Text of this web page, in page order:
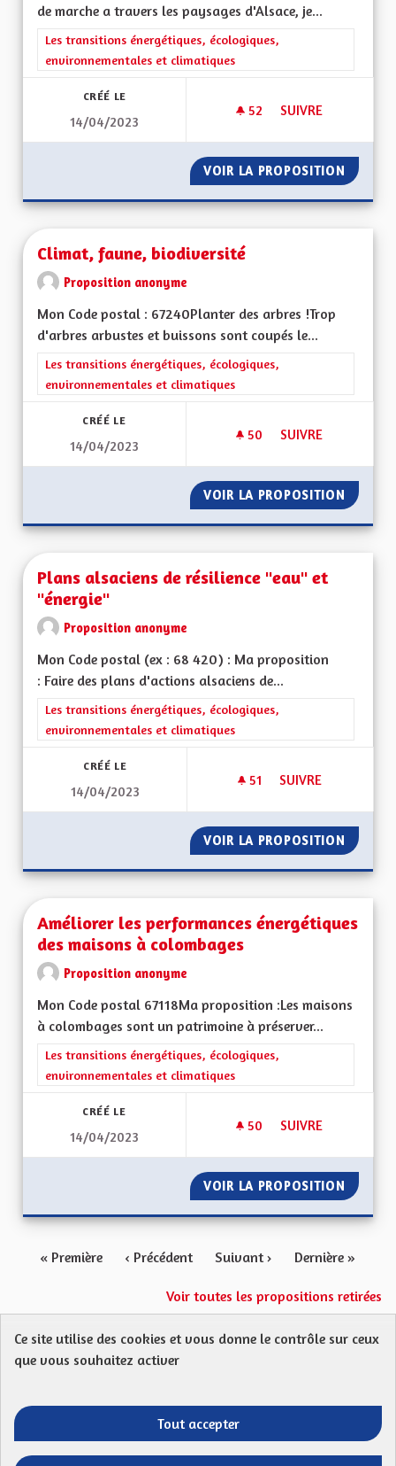
de marche a travers les paysages d'Alsace, je...
Filtrer les résultats de la catégorie : Les transitions
Les transitions énergétiques, écologiques,
environnementales et climatiques
CRÉÉ LE
14/04/2023
52 52 ABONNÉS
SUIVRE
VOIR LA PROPOSITION
Climat, faune, biodiversité
Proposition anonyme
Mon Code postal : 67240Planter des arbres !Trop
d'arbres arbustes et buissons sont coupés le...
Filtrer les résultats de la catégorie : Les transitions
Les transitions énergétiques, écologiques,
environnementales et climatiques
CRÉÉ LE
14/04/2023
50 50 ABONNÉS
SUIVRE
VOIR LA PROPOSITION
Plans alsaciens de résilience "eau" et
"énergie"
Proposition anonyme
Mon Code postal (ex : 68 420) : Ma proposition
: Faire des plans d'actions alsaciens de...
Filtrer les résultats de la catégorie : Les transitions
Les transitions énergétiques, écologiques,
environnementales et climatiques
CRÉÉ LE
14/04/2023
51 51 ABONNÉS
SUIVRE
VOIR LA PROPOSITION
Améliorer les performances énergétiques
des maisons à colombages
Proposition anonyme
Mon Code postal 67118Ma proposition :Les maisons
à colombages sont un patrimoine à préserver...
Filtrer les résultats de la catégorie : Les transitions
Les transitions énergétiques, écologiques,
environnementales et climatiques
CRÉÉ LE
14/04/2023
50 50 ABONNÉS
SUIVRE
VOIR LA PROPOSITION
« Première ‹ Précédent Suivant › Dernière »
Voir toutes les propositions retirées
Protection des Données
Télécharger les fichiers Open Data
Entre vos mains - Collectivité
Entre vos mains - Collectivité
Entre vos mains - Collectivité
Entre vos mains -
Ce site utilise des cookies et vous donne le contrôle sur ceux
que vous souhaitez activer
Tout accepter